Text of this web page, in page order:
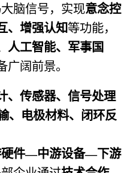
脑信号，实现意念控
、增强认知等功能，
人工智能、军事国
广阔前景。
、传感器、信号处理
、电极材料、闭环反
硬件—中游设备—下游